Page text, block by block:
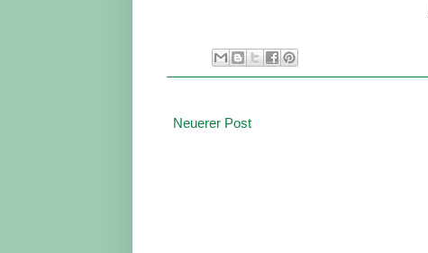
Neuerer Post